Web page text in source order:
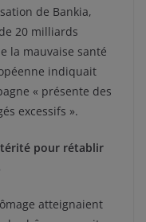
de Bankia,
20 milliards
la mauvaise santé
indiquait
« présente des
excessifs ».
pour rétablir
atteignaient